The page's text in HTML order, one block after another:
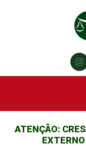
ATENÇÃO: